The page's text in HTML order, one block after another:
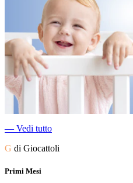
― Vedi tutto
G di Giocattoli
Primi Mesi